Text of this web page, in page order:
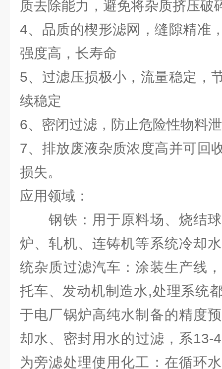
质去除能力，避免将杂质挤压破
4、品质的楔形滤网，缝隙精准
强度高，长寿命
5、过滤压损极小，流量稳定，
续稳定
6、密闭过滤，防止危险性物料
7、排放废液杂质浓度高并可回
损失。
应用领域：
钢铁：用于原料场、烧结球
炉、轧机、连铸机等系统冷却
统杂质过滤汽车：涂装生产线
托车、发动机制造水,处理系统
于电厂锅炉高纯水制备的精度
却水、密封用水的过滤，系13-
为旁滤处理使用化工：在循环